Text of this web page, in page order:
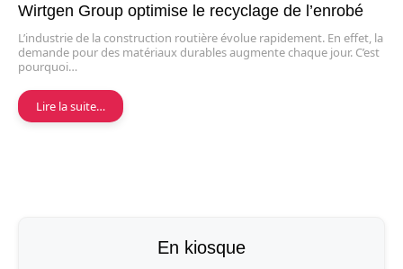
Wirtgen Group optimise le recyclage de l’enrobé
L’industrie de la construction routière évolue rapidement. En effet, la
demande pour des matériaux durables augmente chaque jour. C’est
pourquoi…
Lire la suite…
En kiosque